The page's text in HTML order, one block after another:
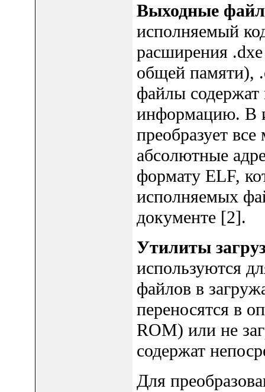
Выходные
исполняемый
расширения
общей памяти),
файлы
информацию. В
преобразует
абсолютные
формату ELF,
исполняемых
документе [2].
Утилиты
используются
файлов в
переносятся в
ROM) или не
содержат
Для